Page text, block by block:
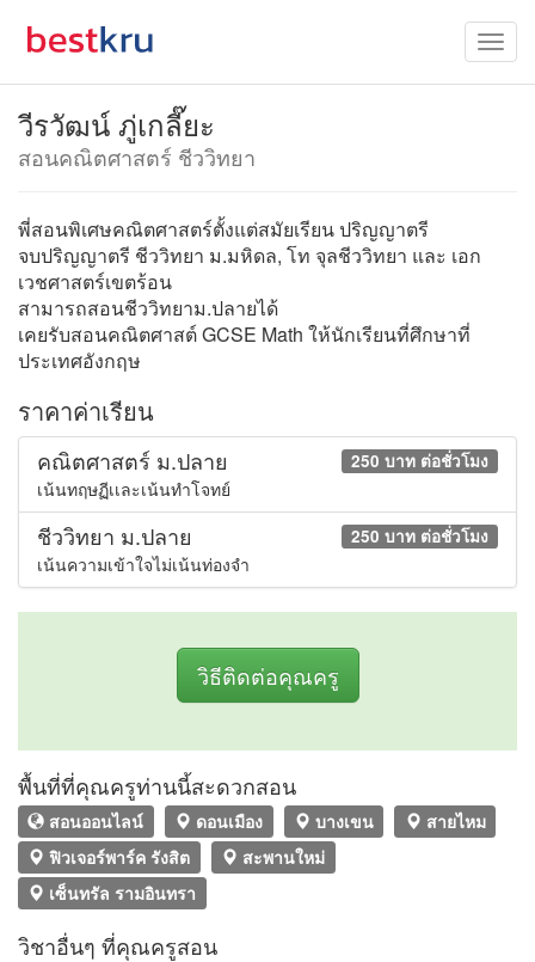
วีรวัฒน์ ภู่เกลี๊ยะ
สอนคณิตศาสตร์ ชีววิทยา
พี่สอนพิเศษคณิตศาสตร์ตั้งแต่สมัยเรียน ปริญญาตรี
จบปริญญาตรี ชีววิทยา ม.มหิดล, โท จุลชีววิทยา และ เอก
เวชศาสตร์เขตร้อน
สามารถสอนชีววิทยาม.ปลายได้
เคยรับสอนคณิตศาสต์ GCSE Math ให้นักเรียนที่ศึกษาที่
ประเทศอังกฤษ
ราคาค่าเรียน
คณิตศาสตร์ ม.ปลาย 250 บาท ต่อชั่วโมง
เน้นทฤษฏีเเละเน้นทำโจทย์
ชีววิทยา ม.ปลาย 250 บาท ต่อชั่วโมง
เน้นความเข้าใจไม่เน้นท่องจำ
วิธีติดต่อคุณครู
พื้นที่ที่คุณครูท่านนี้สะดวกสอน
สอนออนไลน์ ดอนเมือง บางเขน
สายไหม
ฟิวเจอร์พาร์ค รังสิต
สะพานใหม่
เซ็นทรัล รามอินทรา
วิชาอื่นๆ ที่คุณครูสอน